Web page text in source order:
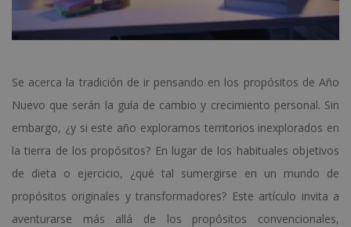
Se acerca la tradición de ir pensando en los propósitos de Año
Nuevo que serán la guía de cambio y crecimiento personal. Sin
embargo, ¿y si este año exploramos territorios inexplorados en
la tierra de los propósitos? En lugar de los habituales objetivos
de dieta o ejercicio, ¿qué tal sumergirse en un mundo de
propósitos originales y transformadores? Este artículo invita a
aventurarse más allá de los propósitos convencionales,